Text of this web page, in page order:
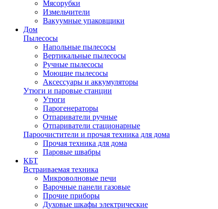
Мясорубки
Измельчители
Вакуумные упаковщики
Дом
Пылесосы
Напольные пылесосы
Вертикальные пылесосы
Ручные пылесосы
Моющие пылесосы
Аксессуары и аккумуляторы
Утюги и паровые станции
Утюги
Парогенераторы
Отпариватели ручные
Отпариватели стационарные
Пароочистители и прочая техника для дома
Прочая техника для дома
Паровые швабры
КБТ
Встраиваемая техника
Микроволновые печи
Варочные панели газовые
Прочие приборы
Духовые шкафы электрические